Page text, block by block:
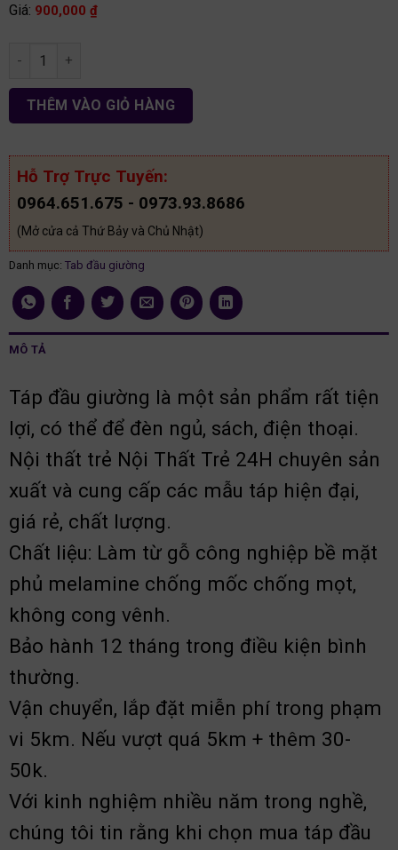
Giá: 900,000 ₫
Táp đàu giường hiện đại gỗ MDF tđg05 số lượng
THÊM VÀO GIỎ HÀNG
Hỗ Trợ Trực Tuyến:
0964.651.675 - 0973.93.8686
(Mở cửa cả Thứ Bảy và Chủ Nhật)
Danh mục: Tab đầu giường
MÔ TẢ
Táp đầu giường là một sản phẩm rất tiện
lợi, có thể để đèn ngủ, sách, điện thoại.
Nội thất trẻ Nội Thất Trẻ 24H chuyên sản
xuất và cung cấp các mẫu táp hiện đại,
giá rẻ, chất lượng.
Chất liệu: Làm từ gỗ công nghiệp bề mặt
phủ melamine chống mốc chống mọt,
không cong vênh.
Bảo hành 12 tháng trong điều kiện bình
thường.
Vận chuyển, lắp đặt miễn phí trong phạm
vi 5km. Nếu vượt quá 5km + thêm 30-
50k.
Với kinh nghiệm nhiều năm trong nghề,
chúng tôi tin rằng khi chọn mua táp đầu